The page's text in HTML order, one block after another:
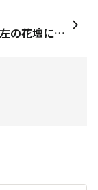
パーゴラ左の花壇に植え付け2